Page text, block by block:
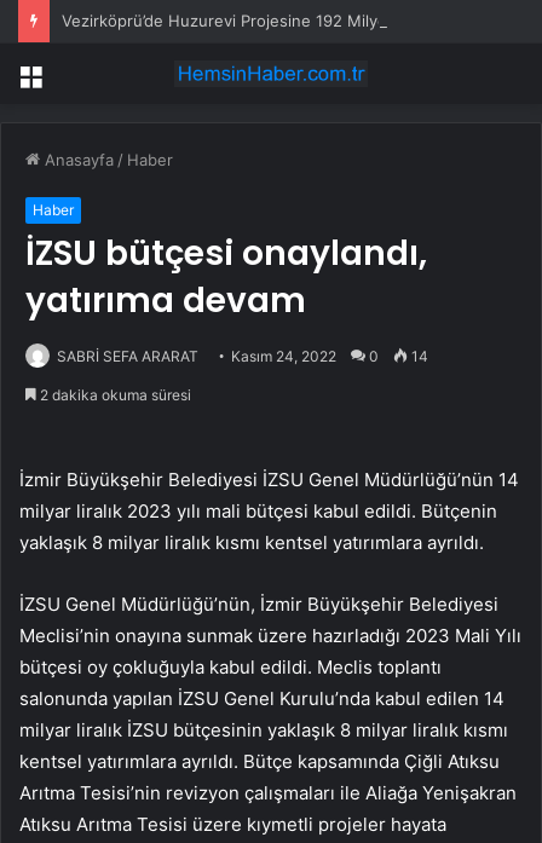
Vezirköprü’de Huzurevi Projesine 192 Milyon TL Destek
Menü
Anasayfa / Haber
Haber
İZSU bütçesi onaylandı,
yatırıma devam
SABRİ SEFA ARARAT Kasım 24, 2022 0 14
2 dakika okuma süresi
İzmir Büyükşehir Belediyesi İZSU Genel Müdürlüğü’nün 14
milyar liralık 2023 yılı mali bütçesi kabul edildi. Bütçenin
yaklaşık 8 milyar liralık kısmı kentsel yatırımlara ayrıldı.
İZSU Genel Müdürlüğü’nün, İzmir Büyükşehir Belediyesi
Meclisi’nin onayına sunmak üzere hazırladığı 2023 Mali Yılı
bütçesi oy çokluğuyla kabul edildi. Meclis toplantı
salonunda yapılan İZSU Genel Kurulu’nda kabul edilen 14
milyar liralık İZSU bütçesinin yaklaşık 8 milyar liralık kısmı
kentsel yatırımlara ayrıldı. Bütçe kapsamında Çiğli Atıksu
Arıtma Tesisi’nin revizyon çalışmaları ile Aliağa Yenişakran
Atıksu Arıtma Tesisi üzere kıymetli projeler hayata